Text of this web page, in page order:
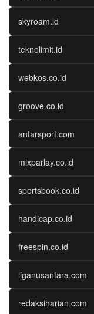
skyroam.id
teknolimit.id
webkos.co.id
groove.co.id
antarsport.com
mixparlay.co.id
sportsbook.co.id
handicap.co.id
freespin.co.id
liganusantara.com
redaksiharian.com